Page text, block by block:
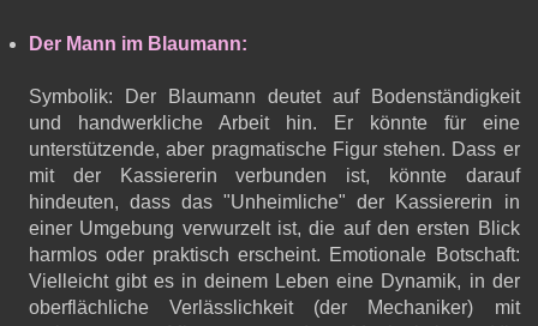
Der Mann im Blaumann:
Symbolik: Der Blaumann deutet auf Bodenständigkeit
und handwerkliche Arbeit hin. Er könnte für eine
unterstützende, aber pragmatische Figur stehen. Dass er
mit der Kassiererin verbunden ist, könnte darauf
hindeuten, dass das "Unheimliche" der Kassiererin in
einer Umgebung verwurzelt ist, die auf den ersten Blick
harmlos oder praktisch erscheint. Emotionale Botschaft:
Vielleicht gibt es in deinem Leben eine Dynamik, in der
oberflächliche Verlässlichkeit (der Mechaniker) mit